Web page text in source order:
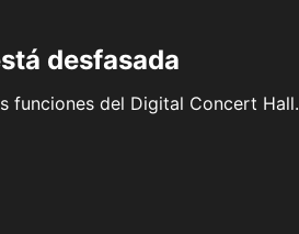
desfasada
funciones del Digital Concert Hall.